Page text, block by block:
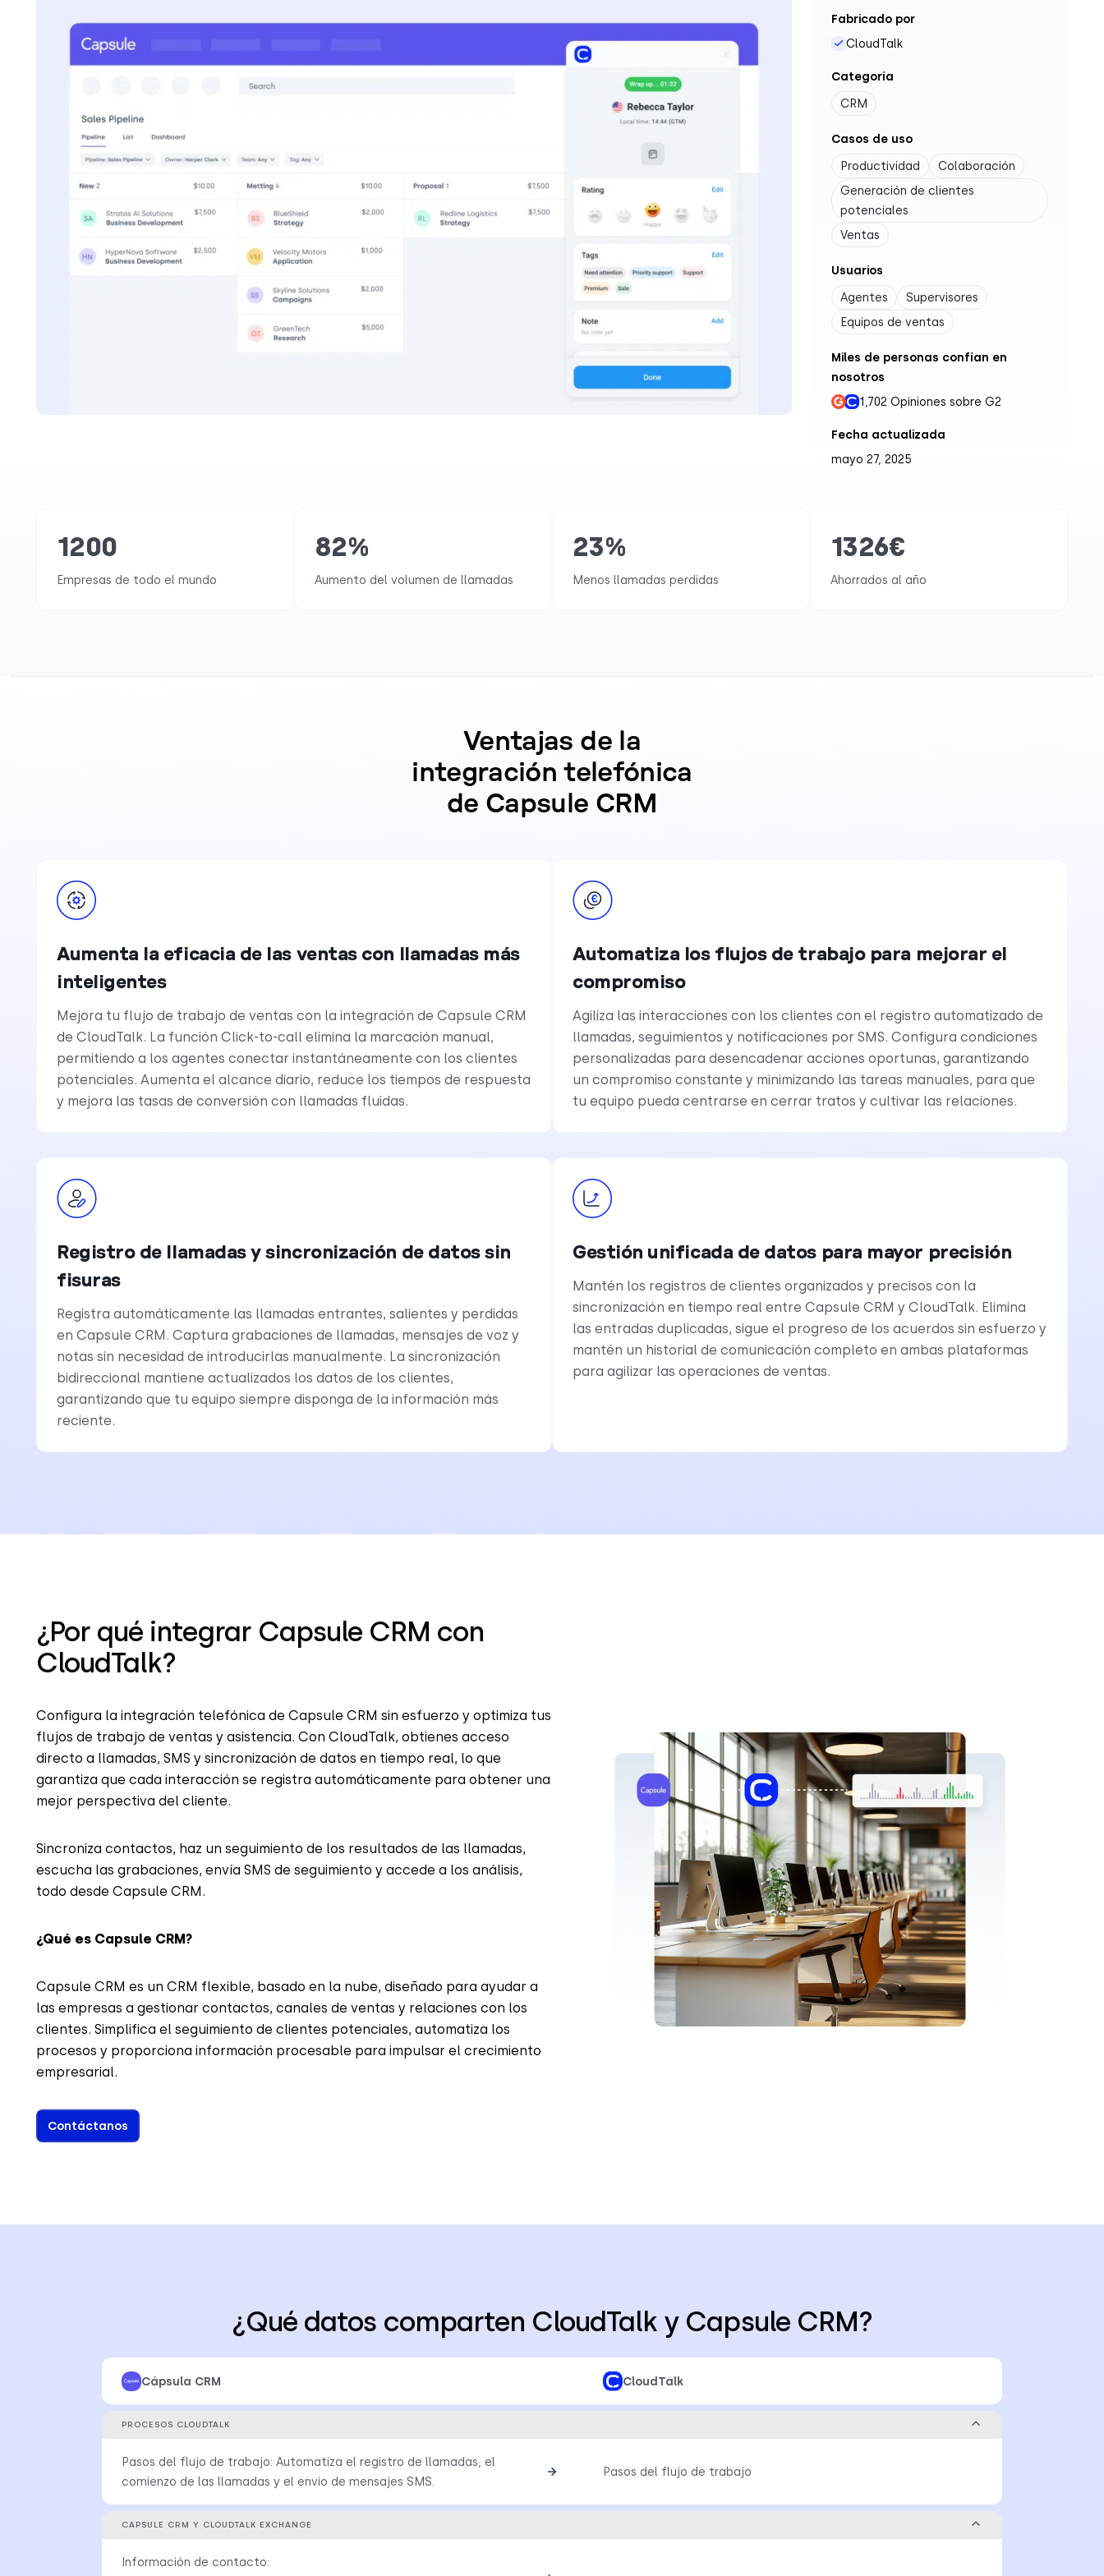
Fabricado por
CloudTalk
Categoría
CRM
Casos de uso
Productividad
Colaboración
Generación de clientes
potenciales
Ventas
Usuarios
Agentes
Supervisores
Equipos de ventas
Miles de personas confían en
nosotros
1,702 Opiniones sobre G2
Fecha actualizada
mayo 27, 2025
1200
Empresas de todo el mundo
82%
Aumento del volumen de llamadas
23%
Menos llamadas perdidas
1326€
Ahorrados al año
Ventajas de la
integración telefónica
de Capsule CRM
Aumenta la eficacia de las ventas con llamadas más
inteligentes
Mejora tu flujo de trabajo de ventas con la integración de Capsule CRM
de CloudTalk. La función Click-to-call elimina la marcación manual,
permitiendo a los agentes conectar instantáneamente con los clientes
potenciales. Aumenta el alcance diario, reduce los tiempos de respuesta
y mejora las tasas de conversión con llamadas fluidas.
Automatiza los flujos de trabajo para mejorar el
compromiso
Agiliza las interacciones con los clientes con el registro automatizado de
llamadas, seguimientos y notificaciones por SMS. Configura condiciones
personalizadas para desencadenar acciones oportunas, garantizando
un compromiso constante y minimizando las tareas manuales, para que
tu equipo pueda centrarse en cerrar tratos y cultivar las relaciones.
Registro de llamadas y sincronización de datos sin
fisuras
Registra automáticamente las llamadas entrantes, salientes y perdidas
en Capsule CRM. Captura grabaciones de llamadas, mensajes de voz y
notas sin necesidad de introducirlas manualmente. La sincronización
bidireccional mantiene actualizados los datos de los clientes,
garantizando que tu equipo siempre disponga de la información más
reciente.
Gestión unificada de datos para mayor precisión
Mantén los registros de clientes organizados y precisos con la
sincronización en tiempo real entre Capsule CRM y CloudTalk. Elimina
las entradas duplicadas, sigue el progreso de los acuerdos sin esfuerzo y
mantén un historial de comunicación completo en ambas plataformas
para agilizar las operaciones de ventas.
¿Por qué integrar Capsule CRM con
CloudTalk?
Configura la integración telefónica de Capsule CRM sin esfuerzo y optimiza tus
flujos de trabajo de ventas y asistencia. Con CloudTalk, obtienes acceso
directo a llamadas, SMS y sincronización de datos en tiempo real, lo que
garantiza que cada interacción se registra automáticamente para obtener una
mejor perspectiva del cliente.
Sincroniza contactos, haz un seguimiento de los resultados de las llamadas,
escucha las grabaciones, envía SMS de seguimiento y accede a los análisis,
todo desde Capsule CRM.
¿Qué es Capsule CRM?
Capsule CRM es un CRM flexible, basado en la nube, diseñado para ayudar a
las empresas a gestionar contactos, canales de ventas y relaciones con los
clientes. Simplifica el seguimiento de clientes potenciales, automatiza los
procesos y proporciona información procesable para impulsar el crecimiento
empresarial.
Contáctanos
¿Qué datos comparten CloudTalk y Capsule CRM?
Cápsula CRM CloudTalk
PROCESOS CLOUDTALK
Pasos del flujo de trabajo: Automatiza el registro de llamadas, el
comienzo de las llamadas y el envío de mensajes SMS.
Pasos del flujo de trabajo
CAPSULE CRM Y CLOUDTALK EXCHANGE
Información de contacto: